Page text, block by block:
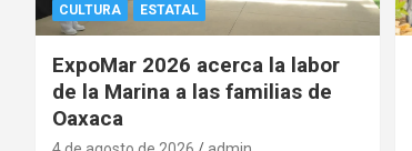
CULTURA ESTATAL
ExpoMar 2026 acerca la labor
de la Marina a las familias de
Oaxaca